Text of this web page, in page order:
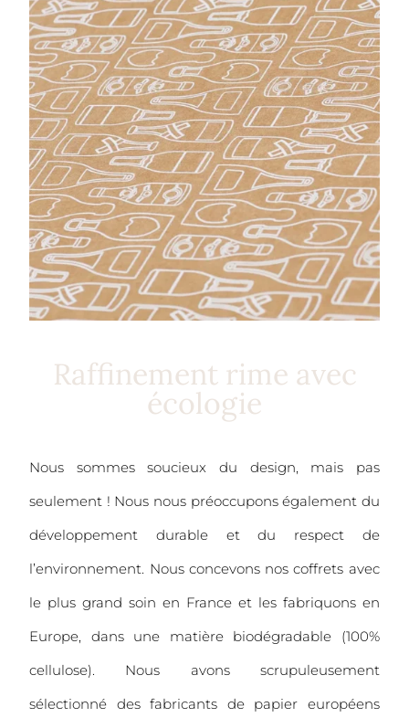
Raffinement rime avec
écologie
Nous sommes soucieux du design, mais pas
seulement ! Nous nous préoccupons également du
développement durable et du respect de
l’environnement. Nous concevons nos coffrets avec
le plus grand soin en France et les fabriquons en
Europe, dans une matière biodégradable (100%
cellulose). Nous avons scrupuleusement
sélectionné des fabricants de papier européens